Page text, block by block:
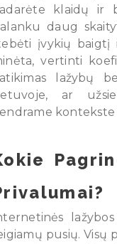
klaidų ir
daug
įvykių baigtį
vertinti
lažybų
ar
kontekste
pusių. Visų